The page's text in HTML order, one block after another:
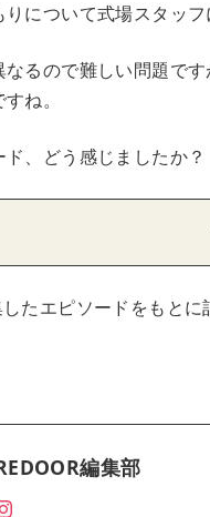
について式場スタッフ
るので難しい問題で
ね。
、どう感じましたか？
たエピソードをもとに
編集部